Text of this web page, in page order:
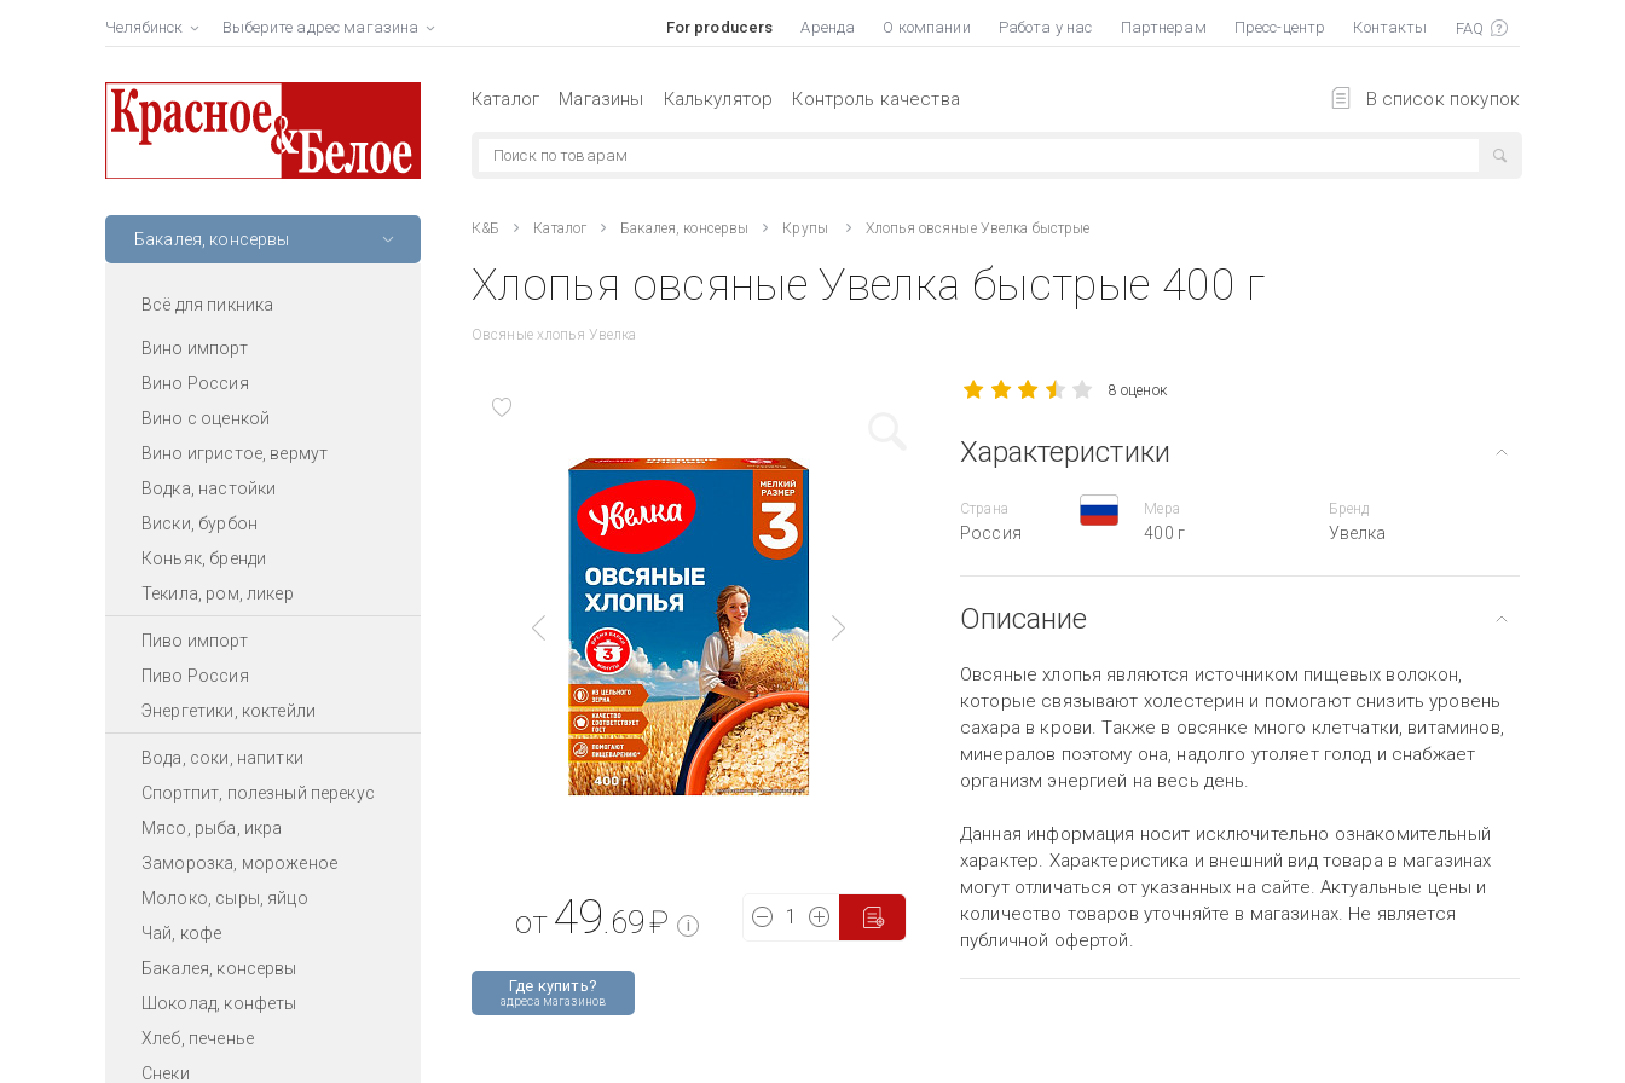
Челябинск Выберите адрес магазина For producers Аренда О компании Работа у нас Партнерам Пресс-центр Контакты
В список покупок
Каталог Магазины Калькулятор Контроль качества
Бакалея, консервы
Всё для пикника
Вино импорт
Вино Россия
Вино с оценкой
Вино игристое, вермут
Водка, настойки
Виски, бурбон
Коньяк, бренди
Текила, ром, ликер
Пиво импорт
Пиво Россия
Энергетики, коктейли
Вода, соки, напитки
Спортпит, полезный перекус
Мясо, рыба, икра
Заморозка, мороженое
Молоко, сыры, яйцо
Чай, кофе
Бакалея, консервы
Шоколад, конфеты
Хлеб, печенье
Снеки
К&Б Каталог Бакалея, консервы Крупы Хлопья овсяные Увелка быстрые
Хлопья овсяные Увелка быстрые 400 г
Овсяные хлопья Увелка
Где купить?
адреса магазинов
от 49.69₽ i
8 оценок
Характеристики
Страна
Россия
Мера
400 г
Бренд
Увелка
Описание
Овсяные хлопья являются источником пищевых волокон,
которые связывают холестерин и помогают снизить уровень
сахара в крови. Также в овсянке много клетчатки, витаминов,
минералов поэтому она, надолго утоляет голод и снабжает
организм энергией на весь день.
Данная информация носит исключительно ознакомительный
характер. Характеристика и внешний вид товара в магазинах
могут отличаться от указанных на сайте. Актуальные цены и
количество товаров уточняйте в магазинах. Не является
публичной офертой.